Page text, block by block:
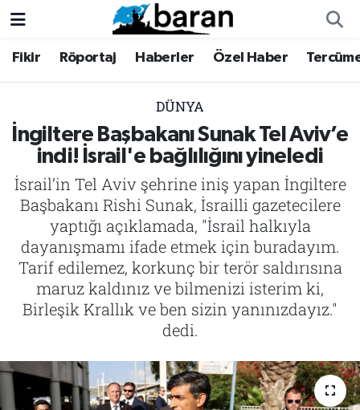
Fikir Röportaj Haberler Özel Haber
DÜNYA
İngiltere Başbakanı Sunak Tel Aviv’e
indi! İsrail'e bağlılığını yineledi
İsrail’in Tel Aviv şehrine iniş yapan İngiltere
Başbakanı Rishi Sunak, İsrailli gazetecilere
yaptığı açıklamada, "İsrail halkıyla
dayanışmamı ifade etmek için buradayım.
Tarif edilemez, korkunç bir terör saldırısına
maruz kaldınız ve bilmenizi isterim ki,
Birleşik Krallık ve ben sizin yanınızdayız."
dedi.
Fikir
Haberler
Özel Haber
Tercüme
İktibas
Büyük Doğu-İbda
Tarih
Fikir
Haberler
Özel Haber
Tercüme
İktibas
Büyük Doğu-İbda
İletişim
Nöbetçi Eczaneler
Trafik Durumu
Süper Lig Puan Durumu ve Fikstür
Tüm Manşetler
Son Dakika Haberleri
Haber Arşivi